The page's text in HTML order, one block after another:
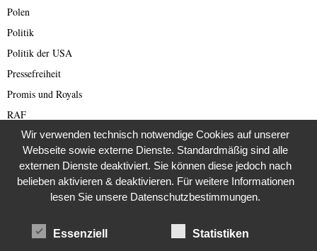
Polen
Politik
Politik der USA
Pressefreiheit
Promis und Royals
RAF
Rechtsradikale
Reichsbürger
Reisebewertungen
Restaurants
Wir verwenden technisch notwendige Cookies auf unserer
Webseite sowie externe Dienste. Standardmäßig sind alle
externen Dienste deaktiviert. Sie können diese jedoch nach
belieben aktivieren & deaktivieren. Für weitere Informationen
lesen Sie unsere Datenschutzbestimmungen.
Essenziell Statistiken